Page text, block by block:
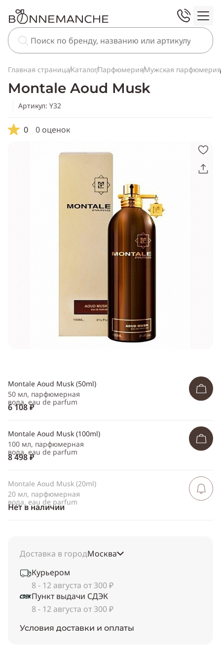
Главная страницаКаталогПарфюмерияМужская парфюмерия
Montale Aoud Musk
Артикул: Y32
0 0 оценок
Скопировать
Telegram
Montale Aoud Musk (50ml)
50 мл, парфюмерная
вода, eau de parfum
6 108 ₽
Montale Aoud Musk (100ml)
100 мл, парфюмерная
вода, eau de parfum
8 498 ₽
Montale Aoud Musk (20ml)
20 мл, парфюмерная
вода, eau de parfum
Нет в наличии
Сообщить
Доставка в городМосква
Курьером
8 - 12 августа от 300 ₽
Пункт выдачи СДЭК
8 - 12 августа от 300 ₽
Условия доставки и оплаты